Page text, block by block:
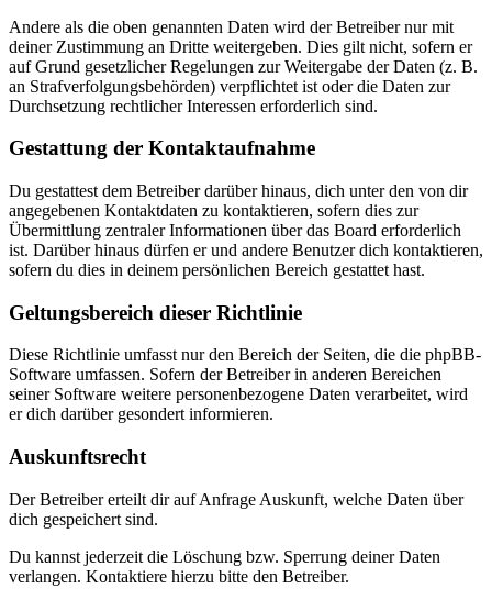
Andere als die oben genannten Daten wird der Betreiber nur mit
deiner Zustimmung an Dritte weitergeben. Dies gilt nicht, sofern er
auf Grund gesetzlicher Regelungen zur Weitergabe der Daten (z. B.
an Strafverfolgungsbehörden) verpflichtet ist oder die Daten zur
Durchsetzung rechtlicher Interessen erforderlich sind.
Gestattung der Kontaktaufnahme
Du gestattest dem Betreiber darüber hinaus, dich unter den von dir
angegebenen Kontaktdaten zu kontaktieren, sofern dies zur
Übermittlung zentraler Informationen über das Board erforderlich
ist. Darüber hinaus dürfen er und andere Benutzer dich kontaktieren,
sofern du dies in deinem persönlichen Bereich gestattet hast.
Geltungsbereich dieser Richtlinie
Diese Richtlinie umfasst nur den Bereich der Seiten, die die phpBB-
Software umfassen. Sofern der Betreiber in anderen Bereichen
seiner Software weitere personenbezogene Daten verarbeitet, wird
er dich darüber gesondert informieren.
Auskunftsrecht
Der Betreiber erteilt dir auf Anfrage Auskunft, welche Daten über
dich gespeichert sind.
Du kannst jederzeit die Löschung bzw. Sperrung deiner Daten
verlangen. Kontaktiere hierzu bitte den Betreiber.